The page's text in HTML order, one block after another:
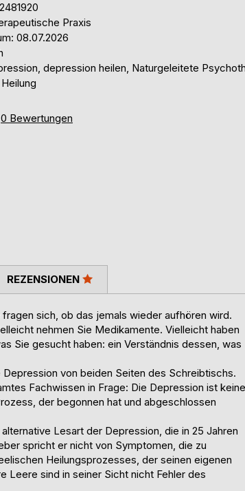
Praxis
08.07.2026
depression heilen, Naturgeleitete
0 Bewertungen
sich, ob das jemals wieder aufhören wird.
nehmen Sie Medikamente. Vielleicht haben
Sie gesucht haben: ein Verständnis dessen, was
von beiden Seiten des Schreibtischs.
Fachwissen in Frage: Die Depression ist keine
der begonnen hat und abgeschlossen
Lesart der Depression, die in 25 Jahren
spricht er nicht von Symptomen, die zu
Heilungsprozesses, der seinen eigenen
Leere sind in seiner Sicht nicht Fehler des
REZENSIONEN